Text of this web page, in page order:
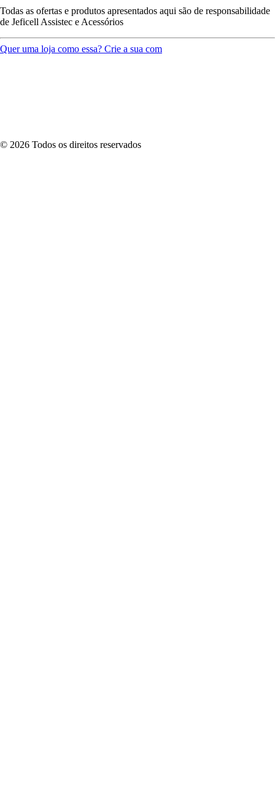
Todas as ofertas e produtos apresentados aqui são de responsabilidade
de Jeficell Assistec e Acessórios
Quer uma loja como essa? Crie a sua com
© 2026 Todos os direitos reservados